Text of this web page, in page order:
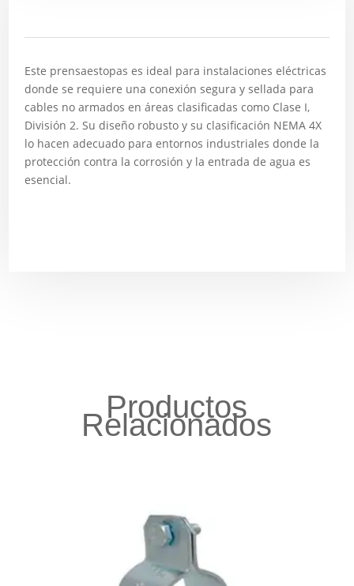
Este prensaestopas es ideal para instalaciones eléctricas
donde se requiere una conexión segura y sellada para
cables no armados en áreas clasificadas como Clase I,
División 2. Su diseño robusto y su clasificación NEMA 4X
lo hacen adecuado para entornos industriales donde la
protección contra la corrosión y la entrada de agua es
esencial.
Productos
Relacionados